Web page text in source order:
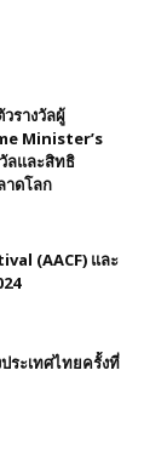
รางวัลผู้
Minister’s
ลและสิทธิ
าดโลก
(AACF) และ
ระเทศไทยครั้งที่